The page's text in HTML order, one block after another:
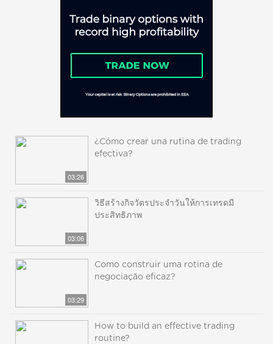
03:26
¿Cómo crear una rutina de trading
efectiva?
03:06
วิธีสร้างกิจวัตรประจำวันให้การเทรดมี
ประสิทธิภาพ
03:29
Como construir uma rotina de
negociação eficaz?
How to build an effective trading
routine?